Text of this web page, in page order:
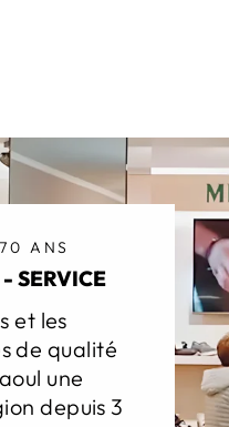
ANS
SERVICE
et les
de qualité
une
depuis 3